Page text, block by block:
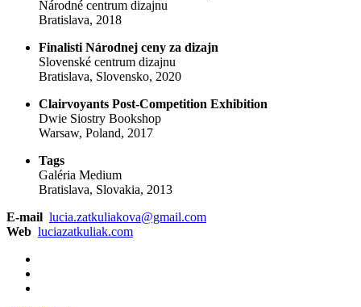
Národné centrum dizajnu
Bratislava, 2018
Finalisti Národnej ceny za dizajn
Slovenské centrum dizajnu
Bratislava, Slovensko, 2020
Clairvoyants Post-Competition Exhibition
Dwie Siostry Bookshop
Warsaw, Poland, 2017
Tags
Galéria Medium
Bratislava, Slovakia, 2013
E-mail lucia.zatkuliakova@gmail.com
Web luciazatkuliak.com